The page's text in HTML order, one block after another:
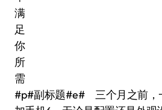
#p#副标题#e# 三个月之前，